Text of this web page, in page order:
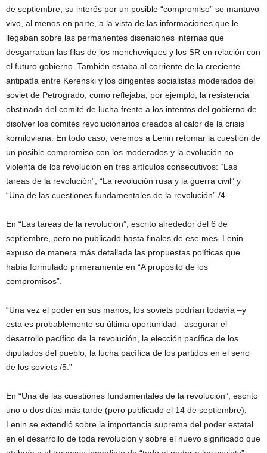
de septiembre, su interés por un posible “compromiso” se mantuvo
vivo, al menos en parte, a la vista de las informaciones que le
llegaban sobre las permanentes disensiones internas que
desgarraban las filas de los mencheviques y los SR en relación con
el futuro gobierno. También estaba al corriente de la creciente
antipatía entre Kerenski y los dirigentes socialistas moderados del
soviet de Petrogrado, como reflejaba, por ejemplo, la resistencia
obstinada del comité de lucha frente a los intentos del gobierno de
disolver los comités revolucionarios creados al calor de la crisis
korniloviana. En todo caso, veremos a Lenin retomar la cuestión de
un posible compromiso con los moderados y la evolución no
violenta de los revolución en tres artículos consecutivos: “Las
tareas de la revolución”, “La revolución rusa y la guerra civil” y
“Una de las cuestiones fundamentales de la revolución” /4.
En “Las tareas de la revolución”, escrito alrededor del 6 de
septiembre, pero no publicado hasta finales de ese mes, Lenin
expuso de manera más detallada las propuestas políticas que
había formulado primeramente en “A propósito de los
compromisos”.
“Una vez el poder en sus manos, los soviets podrían todavía –y
esta es probablemente su última oportunidad– asegurar el
desarrollo pacífico de la revolución, la elección pacífica de los
diputados del pueblo, la lucha pacífica de los partidos en el seno
de los soviets /5.”
En “Una de las cuestiones fundamentales de la revolución”, escrito
uno o dos días más tarde (pero publicado el 14 de septiembre),
Lenin se extendió sobre la importancia suprema del poder estatal
en el desarrollo de toda revolución y sobre el nuevo significado que